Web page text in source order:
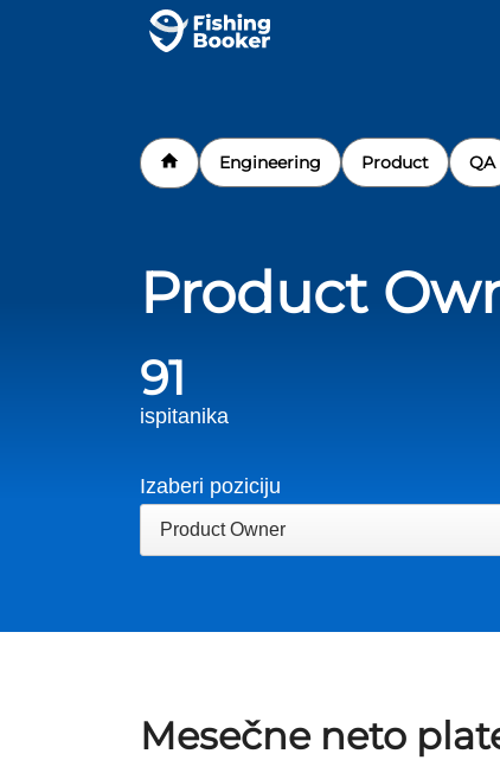
Engineering Product QA
Product
91
ispitanika
Izaberi poziciju
Product Owner
Mesečne neto